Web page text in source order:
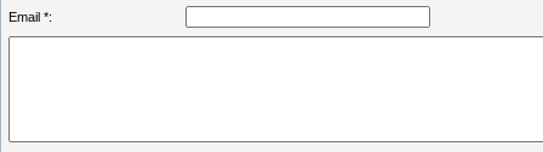
Email *: